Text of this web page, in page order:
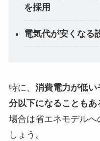
を採用
電気代が安くなる
特に、 消費電力が低
分以下になることもあ
場合は省エネモデルへ
しょう。